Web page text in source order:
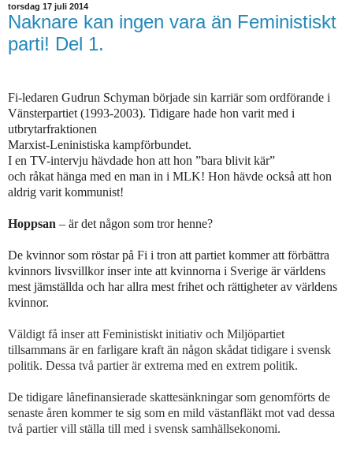
torsdag 17 juli 2014
Naknare kan ingen vara än Feministiskt
parti! Del 1.
Fi-ledaren Gudrun Schyman började sin karriär som ordförande i
Vänsterpartiet (1993-2003). Tidigare hade hon varit med i
utbrytarfraktionen
Marxist-Leninistiska kampförbundet.
I en TV-intervju hävdade hon att hon ”bara blivit kär”
och råkat hänga med en man in i MLK! Hon hävde också att hon
aldrig varit kommunist!
Hoppsan – är det någon som tror henne?
De kvinnor som röstar på Fi i tron att partiet kommer att förbättra
kvinnors livsvillkor inser inte att kvinnorna i Sverige är världens
mest jämställda och har allra mest frihet och rättigheter av världens
kvinnor.
Väldigt få inser att Feministiskt initiativ och Miljöpartiet
tillsammans är en farligare kraft än någon skådat tidigare i svensk
politik. Dessa två partier är extrema med en extrem politik.
De tidigare lånefinansierade skattesänkningar som genomförts de
senaste åren kommer te sig som en mild västanfläkt mot vad dessa
två partier vill ställa till med i svensk samhällsekonomi.